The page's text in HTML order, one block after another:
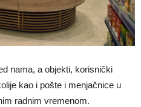
nama, a objekti, korisnički
kao i pošte i menjačnice u
radnim vremenom.